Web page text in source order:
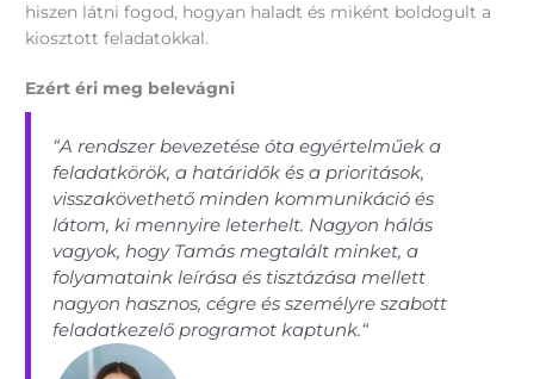
hiszen látni fogod, hogyan haladt és miként boldogult a
kiosztott feladatokkal.
Ezért éri meg belevágni
“A rendszer bevezetése óta egyértelműek a
feladatkörök, a határidők és a prioritások,
visszakövethető minden kommunikáció és
látom, ki mennyire leterhelt. Nagyon hálás
vagyok, hogy Tamás megtalált minket, a
folyamataink leírása és tisztázása mellett
nagyon hasznos, cégre és személyre szabott
feladatkezelő programot kaptunk.“